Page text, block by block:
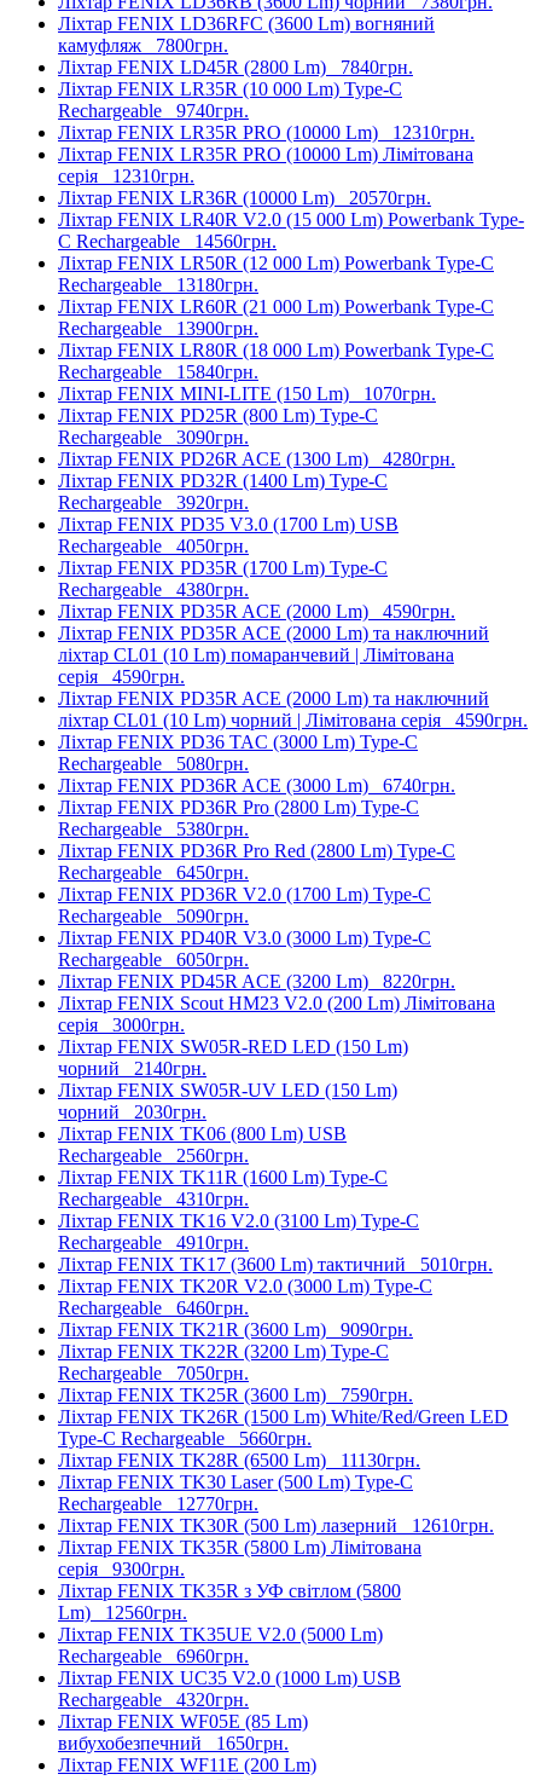
Ліхтар FENIX LD36RFC (3600 Lm) вогняний
камуфляж 7800грн.
Ліхтар FENIX LD45R (2800 Lm) 7840грн.
Ліхтар FENIX LR35R (10 000 Lm) Type-C
Rechargeable 9740грн.
Ліхтар FENIX LR35R PRO (10000 Lm) 12310грн.
Ліхтар FENIX LR35R PRO (10000 Lm) Лімітована
серія 12310грн.
Ліхтар FENIX LR36R (10000 Lm) 20570грн.
Ліхтар FENIX LR40R V2.0 (15 000 Lm) Powerbank Type-
C Rechargeable 14560грн.
Ліхтар FENIX LR50R (12 000 Lm) Powerbank Type-C
Rechargeable 13180грн.
Ліхтар FENIX LR60R (21 000 Lm) Powerbank Type-C
Rechargeable 13900грн.
Ліхтар FENIX LR80R (18 000 Lm) Powerbank Type-C
Rechargeable 15840грн.
Ліхтар FENIX MINI-LITE (150 Lm) 1070грн.
Ліхтар FENIX PD25R (800 Lm) Type-C
Rechargeable 3090грн.
Ліхтар FENIX PD26R ACE (1300 Lm) 4280грн.
Ліхтар FENIX PD32R (1400 Lm) Type-C
Rechargeable 3920грн.
Ліхтар FENIX PD35 V3.0 (1700 Lm) USB
Rechargeable 4050грн.
Ліхтар FENIX PD35R (1700 Lm) Type-C
Rechargeable 4380грн.
Ліхтар FENIX PD35R ACE (2000 Lm) 4590грн.
Ліхтар FENIX PD35R ACE (2000 Lm) та наключний
ліхтар CL01 (10 Lm) помаранчевий | Лімітована
серія 4590грн.
Ліхтар FENIX PD35R ACE (2000 Lm) та наключний
ліхтар CL01 (10 Lm) чорний | Лімітована серія 4590грн.
Ліхтар FENIX PD36 TAC (3000 Lm) Type-C
Rechargeable 5080грн.
Ліхтар FENIX PD36R ACE (3000 Lm) 6740грн.
Ліхтар FENIX PD36R Pro (2800 Lm) Type-C
Rechargeable 5380грн.
Ліхтар FENIX PD36R Pro Red (2800 Lm) Type-C
Rechargeable 6450грн.
Ліхтар FENIX PD36R V2.0 (1700 Lm) Type-C
Rechargeable 5090грн.
Ліхтар FENIX PD40R V3.0 (3000 Lm) Type-C
Rechargeable 6050грн.
Ліхтар FENIX PD45R ACE (3200 Lm) 8220грн.
Ліхтар FENIX Scout HM23 V2.0 (200 Lm) Лімітована
серія 3000грн.
Ліхтар FENIX SW05R-RED LED (150 Lm)
чорний 2140грн.
Ліхтар FENIX SW05R-UV LED (150 Lm)
чорний 2030грн.
Ліхтар FENIX TK06 (800 Lm) USB
Rechargeable 2560грн.
Ліхтар FENIX TK11R (1600 Lm) Type-C
Rechargeable 4310грн.
Ліхтар FENIX TK16 V2.0 (3100 Lm) Type-C
Rechargeable 4910грн.
Ліхтар FENIX TK17 (3600 Lm) тактичний 5010грн.
Ліхтар FENIX TK20R V2.0 (3000 Lm) Type-C
Rechargeable 6460грн.
Ліхтар FENIX TK21R (3600 Lm) 9090грн.
Ліхтар FENIX TK22R (3200 Lm) Type-C
Rechargeable 7050грн.
Ліхтар FENIX TK25R (3600 Lm) 7590грн.
Ліхтар FENIX TK26R (1500 Lm) White/Red/Green LED
Type-C Rechargeable 5660грн.
Ліхтар FENIX TK28R (6500 Lm) 11130грн.
Ліхтар FENIX TK30 Laser (500 Lm) Type-C
Rechargeable 12770грн.
Ліхтар FENIX TK30R (500 Lm) лазерний 12610грн.
Ліхтар FENIX TK35R (5800 Lm) Лімітована
серія 9300грн.
Ліхтар FENIX TK35R з УФ світлом (5800
Lm) 12560грн.
Ліхтар FENIX TK35UE V2.0 (5000 Lm)
Rechargeable 6960грн.
Ліхтар FENIX UC35 V2.0 (1000 Lm) USB
Rechargeable 4320грн.
Ліхтар FENIX WF05E (85 Lm)
вибухобезпечний 1650грн.
Ліхтар FENIX WF11E (200 Lm)